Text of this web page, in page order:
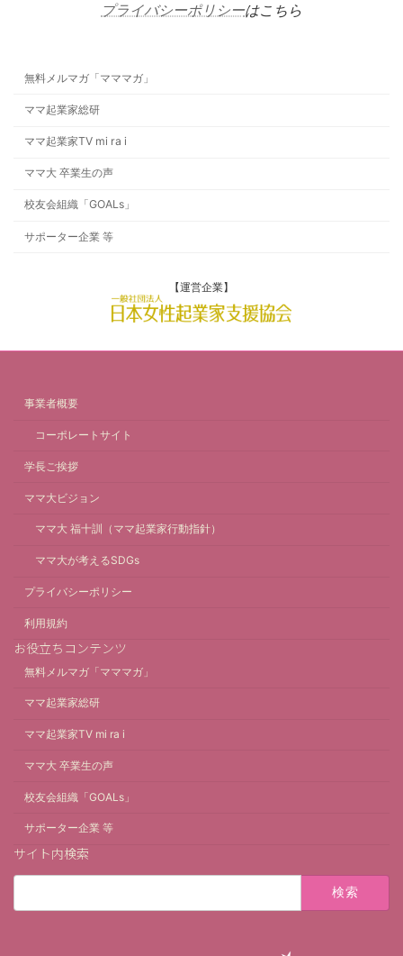
プライバシーポリシーはこちら
無料メルマガ「マママガ」
ママ起業家総研
ママ起業家TV mi ra i
ママ大 卒業生の声
校友会組織「GOALs」
サポーター企業 等
【運営企業】
事業者概要
コーポレートサイト
学長ご挨拶
ママ大ビジョン
ママ大 福十訓（ママ起業家行動指針）
ママ大が考えるSDGs
プライバシーポリシー
利用規約
お役立ちコンテンツ
無料メルマガ「マママガ」
ママ起業家総研
ママ起業家TV mi ra i
ママ大 卒業生の声
校友会組織「GOALs」
サポーター企業 等
サイト内検索
検